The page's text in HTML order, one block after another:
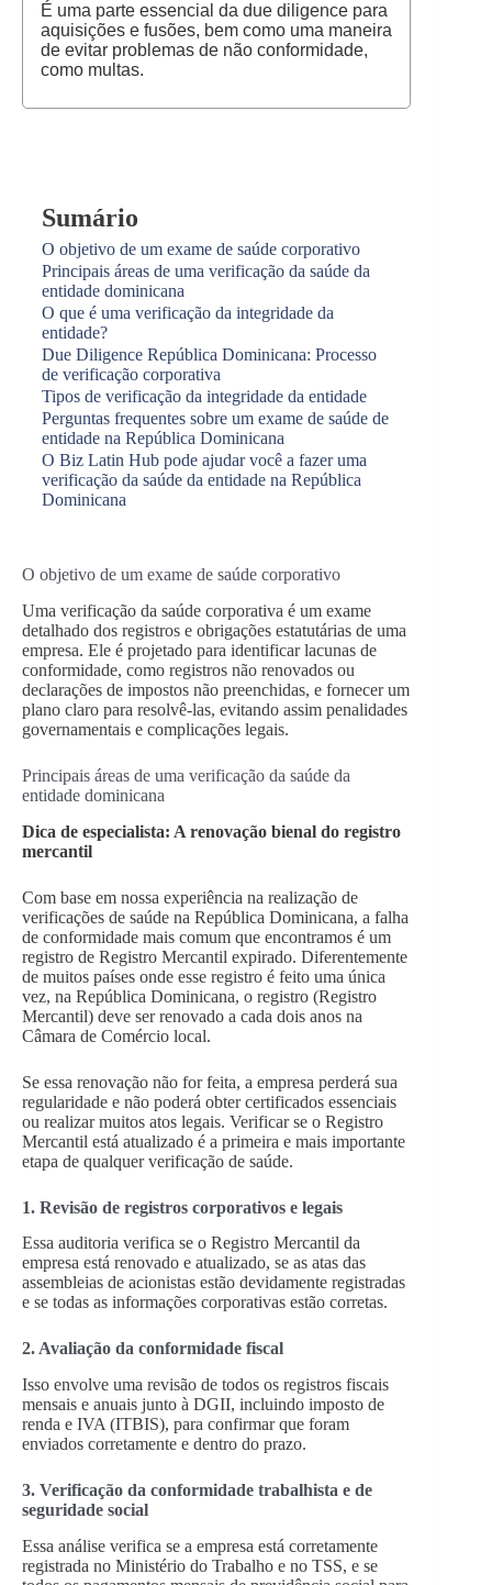
É uma parte essencial da due diligence para
aquisições e fusões, bem como uma maneira
de evitar problemas de não conformidade,
como multas.
Sumário
O objetivo de um exame de saúde corporativo
Principais áreas de uma verificação da saúde da
entidade dominicana
O que é uma verificação da integridade da
entidade?
Due Diligence República Dominicana: Processo
de verificação corporativa
Tipos de verificação da integridade da entidade
Perguntas frequentes sobre um exame de saúde de
entidade na República Dominicana
O Biz Latin Hub pode ajudar você a fazer uma
verificação da saúde da entidade na República
Dominicana
O objetivo de um exame de saúde corporativo
Uma verificação da saúde corporativa é um exame
detalhado dos registros e obrigações estatutárias de uma
empresa. Ele é projetado para identificar lacunas de
conformidade, como registros não renovados ou
declarações de impostos não preenchidas, e fornecer um
plano claro para resolvê-las, evitando assim penalidades
governamentais e complicações legais.
Principais áreas de uma verificação da saúde da
entidade dominicana
Dica de especialista: A renovação bienal do registro
mercantil
Com base em nossa experiência na realização de
verificações de saúde na República Dominicana, a falha
de conformidade mais comum que encontramos é um
registro de Registro Mercantil expirado. Diferentemente
de muitos países onde esse registro é feito uma única
vez, na República Dominicana, o registro (Registro
Mercantil) deve ser renovado a cada dois anos na
Câmara de Comércio local.
Se essa renovação não for feita, a empresa perderá sua
regularidade e não poderá obter certificados essenciais
ou realizar muitos atos legais. Verificar se o Registro
Mercantil está atualizado é a primeira e mais importante
etapa de qualquer verificação de saúde.
1. Revisão de registros corporativos e legais
Essa auditoria verifica se o Registro Mercantil da
empresa está renovado e atualizado, se as atas das
assembleias de acionistas estão devidamente registradas
e se todas as informações corporativas estão corretas.
2. Avaliação da conformidade fiscal
Isso envolve uma revisão de todos os registros fiscais
mensais e anuais junto à DGII, incluindo imposto de
renda e IVA (ITBIS), para confirmar que foram
enviados corretamente e dentro do prazo.
3. Verificação da conformidade trabalhista e de
seguridade social
Essa análise verifica se a empresa está corretamente
registrada no Ministério do Trabalho e no TSS, e se